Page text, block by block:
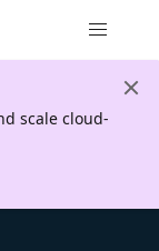
scale cloud-